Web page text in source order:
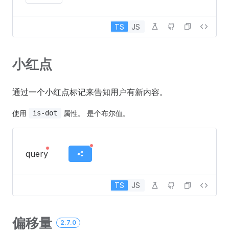
TS JS
小红点
通过一个小红点标记来告知用户有新内容。
使用 is-dot 属性。 是个布尔值。
query
TS JS
偏移量 2.7.0